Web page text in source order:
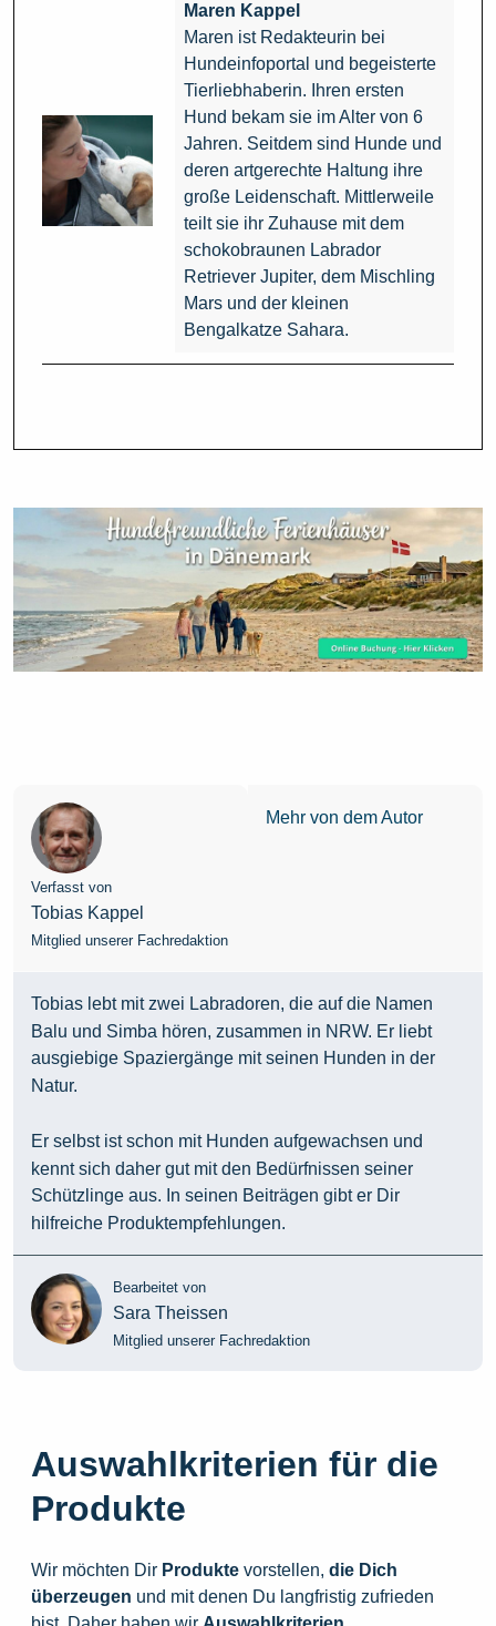
Maren Kappel
Maren ist Redakteurin bei
Hundeinfoportal und begeisterte
Tierliebhaberin. Ihren ersten
Hund bekam sie im Alter von 6
Jahren. Seitdem sind Hunde und
deren artgerechte Haltung ihre
große Leidenschaft. Mittlerweile
teilt sie ihr Zuhause mit dem
schokobraunen Labrador
Retriever Jupiter, dem Mischling
Mars und der kleinen
Bengalkatze Sahara.
Verfasst von
Tobias Kappel
Mitglied unserer Fachredaktion
Mehr von dem Autor
Tobias lebt mit zwei Labradoren, die auf die Namen
Balu und Simba hören, zusammen in NRW. Er liebt
ausgiebige Spaziergänge mit seinen Hunden in der
Natur.
Er selbst ist schon mit Hunden aufgewachsen und
kennt sich daher gut mit den Bedürfnissen seiner
Schützlinge aus. In seinen Beiträgen gibt er Dir
hilfreiche Produktempfehlungen.
Bearbeitet von
Sara Theissen
Mitglied unserer Fachredaktion
Auswahlkriterien für die
Produkte
Wir möchten Dir Produkte vorstellen, die Dich
überzeugen und mit denen Du langfristig zufrieden